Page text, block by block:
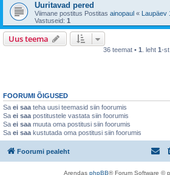
Uuritavad pered
Viimane postitus Postitas ainopaul « Laupäev
Vastuseid: 1
Uus teema
36 teemat • 1 . leht 1-st
FOORUMI ÕIGUSED
Sa ei saa teha uusi teemasid siin foorumis
Sa ei saa postitustele vastata siin foorumis
Sa ei saa muuta oma postitusi siin foorumis
Sa ei saa kustutada oma postitusi siin foorumis
Foorumi pealeht
Arendas phpBB® Forum Software ©